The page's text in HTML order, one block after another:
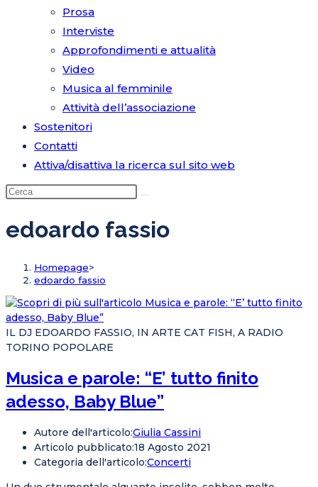
Prosa
Interviste
Approfondimenti e attualità
Video
Musica al femminile
Attività dell’associazione
Sostenitori
Contatti
Attiva/disattiva la ricerca sul sito web
edoardo fassio
Homepage>
edoardo fassio
IL DJ EDOARDO FASSIO, IN ARTE CAT FISH, A RADIO
TORINO POPOLARE
Musica e parole: “E’ tutto finito
adesso, Baby Blue”
Autore dell'articolo:Giulia Cassini
Articolo pubblicato:18 Agosto 2021
Categoria dell'articolo:Concerti